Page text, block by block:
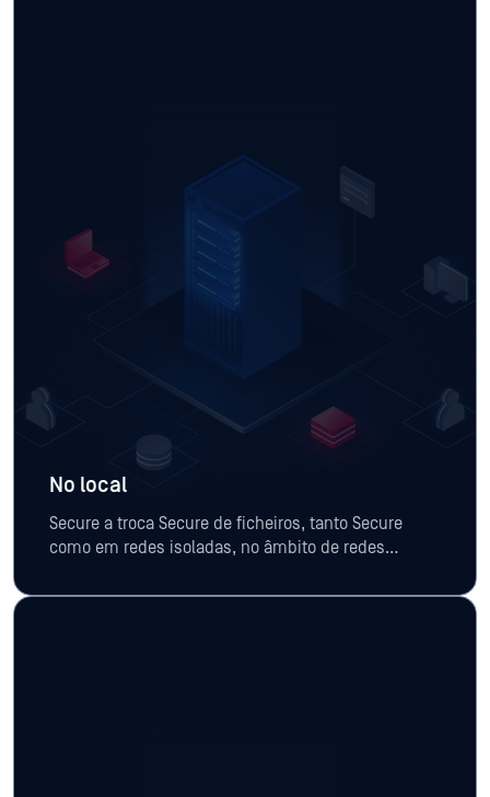
No local
Secure a troca Secure de ficheiros, tanto Secure
como em redes isoladas, no âmbito de redes